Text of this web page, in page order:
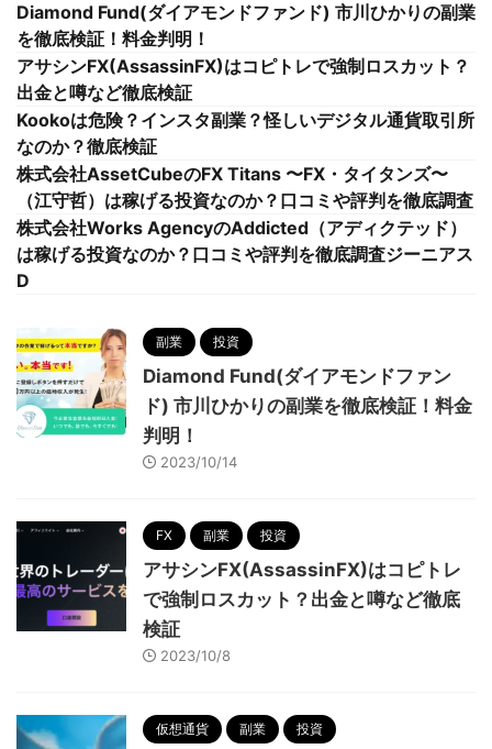
Diamond Fund(ダイアモンドファンド) 市川ひかりの副業
を徹底検証！料金判明！
アサシンFX(AssassinFX)はコピトレで強制ロスカット？
出金と噂など徹底検証
Kookoは危険？インスタ副業？怪しいデジタル通貨取引所
なのか？徹底検証
株式会社AssetCubeのFX Titans 〜FX・タイタンズ〜
（江守哲）は稼げる投資なのか？口コミや評判を徹底調査
株式会社Works AgencyのAddicted（アディクテッド）
は稼げる投資なのか？口コミや評判を徹底調査ジーニアス
D
副業 投資
Diamond Fund(ダイアモンドファン
ド) 市川ひかりの副業を徹底検証！料金
判明！
2023/10/14
FX 副業 投資
アサシンFX(AssassinFX)はコピトレ
で強制ロスカット？出金と噂など徹底
検証
2023/10/8
仮想通貨 副業 投資